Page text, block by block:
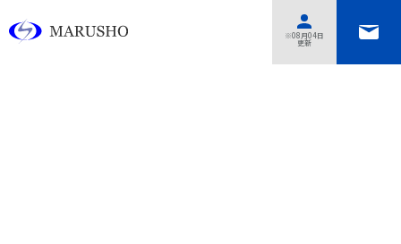
※08月04日
更新
あああああ